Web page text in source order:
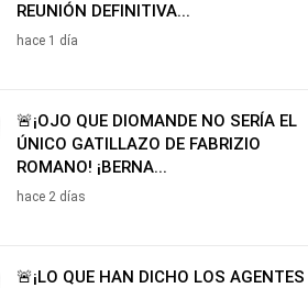
REUNIÓN DEFINITIVA...
hace 1 día
🚨¡OJO QUE DIOMANDE NO SERÍA EL
ÚNICO GATILLAZO DE FABRIZIO
ROMANO! ¡BERNA...
hace 2 días
🚨¡LO QUE HAN DICHO LOS AGENTES